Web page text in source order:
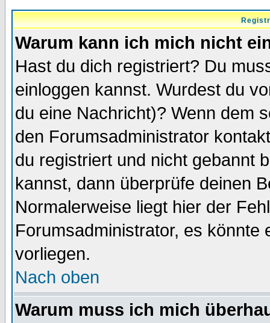
Warum kann ich mich nicht
Hast du dich registriert? Du
einloggen kannst. Wurdest du
du eine Nachricht)? Wenn dem
den Forumsadministrator
du registriert und nicht gebannt
kannst, dann überprüfe deinen
Normalerweise liegt hier der
Forumsadministrator, es könnte
vorliegen.
Nach oben
Warum muss ich mich